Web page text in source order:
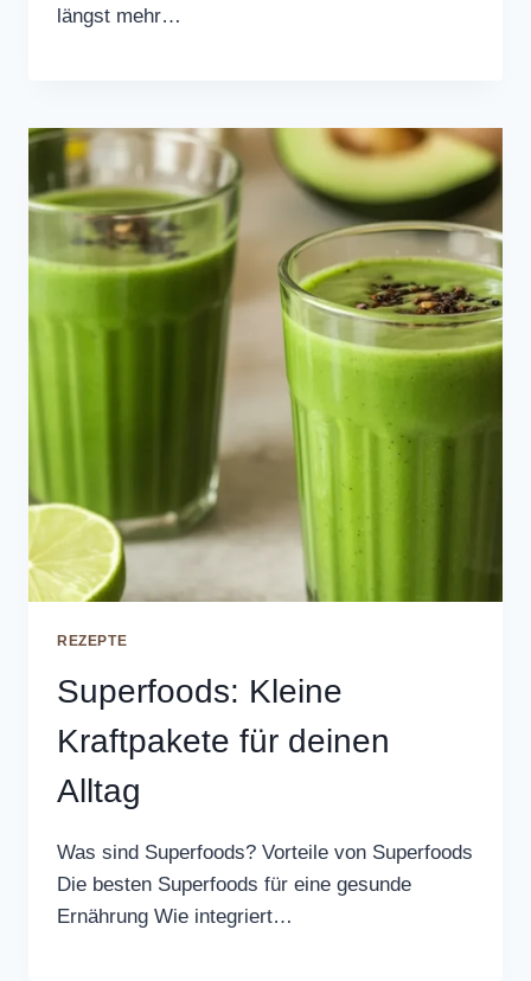
längst mehr…
REZEPTE
Superfoods: Kleine
Kraftpakete für deinen
Alltag
Was sind Superfoods? Vorteile von Superfoods
Die besten Superfoods für eine gesunde
Ernährung Wie integriert…